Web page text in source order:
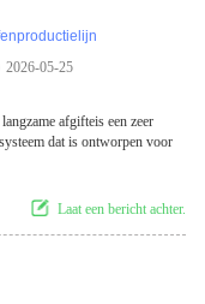
2026-05-25
afgifteis een zeer
dat is ontworpen voor
Laat een bericht achter.